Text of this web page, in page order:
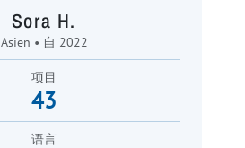
Sora H.
Asien • 自 2022
项目
43
语言